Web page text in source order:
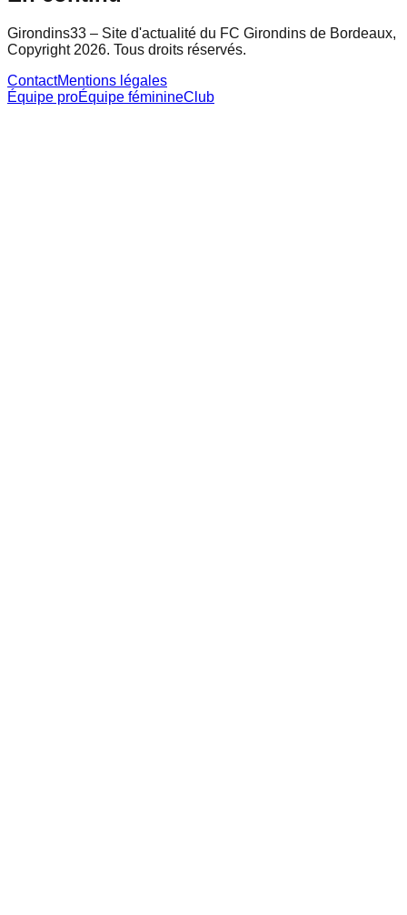
Girondins33 – Site d'actualité du FC Girondins de Bordeaux,
Copyright 2026. Tous droits réservés.
ContactMentions légales
Équipe proÉquipe féminineClub